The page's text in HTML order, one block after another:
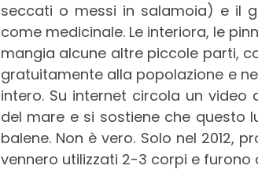
seccati o messi in salamoia) e il
come medicinale. Le interiora, le
mangia alcune altre piccole parti,
gratuitamente alla popolazione e
intero. Su internet circola un
del mare e si sostiene che
balene. Non è vero. Solo nel 2012,
vennero utilizzati 2-3 corpi e furono